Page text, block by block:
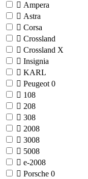
Ampera
Astra
Corsa
Crossland
Crossland X
Insignia
KARL
Peugeot 0
108
208
308
2008
3008
5008
e-2008
Porsche 0